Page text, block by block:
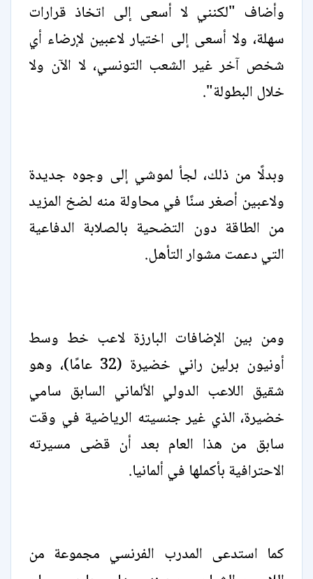
وأضاف "لكنني لا أسعى إلى اتخاذ قرارات
سهلة، ولا أسعى إلى اختيار لاعبين لإرضاء أي
شخص آخر غير الشعب التونسي، لا الآن ولا
خلال البطولة".
وبدلًا من ذلك، لجأ لموشي إلى وجوه جديدة
ولاعبين أصغر سنًا في محاولة منه لضخ المزيد
من الطاقة دون التضحية بالصلابة الدفاعية
التي دعمت مشوار التأهل.
ومن بين الإضافات البارزة لاعب خط وسط
أونيون برلين راني خضيرة (32 عامًا)، وهو
شقيق اللاعب الدولي الألماني السابق سامي
خضيرة، الذي غير جنسيته الرياضية في وقت
سابق من هذا العام بعد أن قضى مسيرته
الاحترافية بأكملها في ألمانيا.
كما استدعى المدرب الفرنسي مجموعة من